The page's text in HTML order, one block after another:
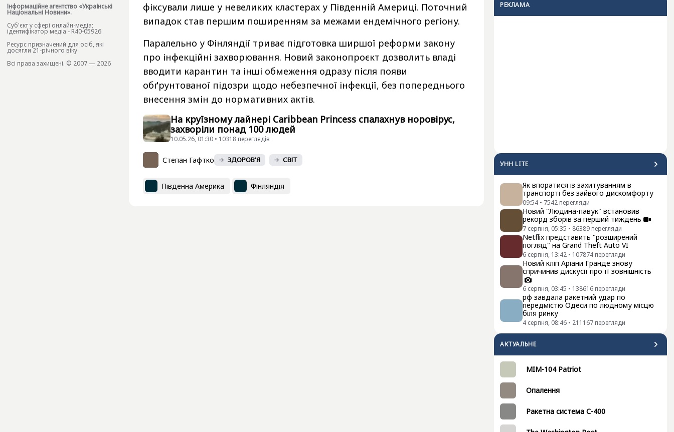
Інформаційне агентство «Українські
Національні Новини».
Cуб'єкт у сфері онлайн-медіа;
ідентифікатор медіа - R40-05926
Ресурс призначений для осіб, які
досягли 21-річного віку
Всі права захищені. © 2007 — 2026
РЕКЛАМА
УНН LITE
Як впоратися із захитуванням в
транспорті без зайвого дискомфорту
09:54 • 7542 перегляди
Новий "Людина-павук" встановив
рекорд зборів за перший тиждень
7 серпня, 05:35 • 86389 перегляди
Netflix представить "розширений
погляд" на Grand Theft Auto VI
6 серпня, 13:42 • 107874 перегляди
Новий кліп Аріани Гранде знову
спричинив дискусії про її зовнішність
6 серпня, 03:45 • 138616 перегляди
рф завдала ракетний удар по
передмістю Одеси по людному місцю
біля ринку
4 серпня, 08:46 • 211167 перегляди
АКТУАЛЬНЕ
MIM-104 Patriot
Опалення
Ракетна система С-400
фіксували лише у невеликих кластерах у Південній Америці. Поточний
випадок став першим поширенням за межами ендемічного регіону.
Паралельно у Фінляндії триває підготовка ширшої реформи закону
про інфекційні захворювання. Новий законопроєкт дозволить владі
вводити карантин та інші обмеження одразу після появи
обґрунтованої підозри щодо небезпечної інфекції, без попереднього
внесення змін до нормативних актів.
На круїзному лайнері Caribbean Princess спалахнув норовірус,
захворіли понад 100 людей
10.05.26, 01:30 • 10318 переглядiв
Степан Гафтко ЗДОРОВ'Я СВІТ
Південна Америка Фінляндія